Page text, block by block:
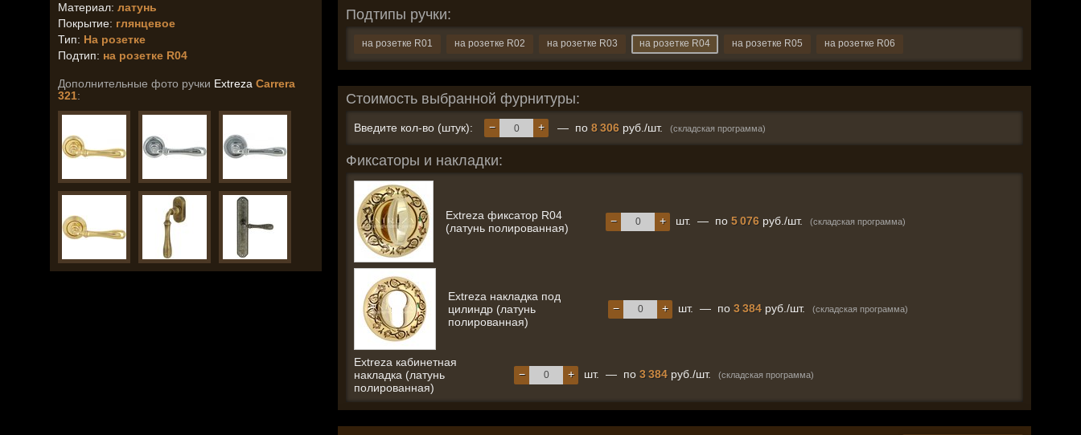
Материал: латунь
Покрытие: глянцевое
Тип: На розетке
Подтип: на розетке R04
Дополнительные фото ручки Extreza Carrera
321:
Подтипы ручки:
на розетке R01 на розетке R02 на розетке R03 на розетке R04 на розетке R05 на розетке R06
Стоимость выбранной фурнитуры:
Введите кол-во (штук): +
− — по 8 306 руб./шт. (складская программа)
Фиксаторы и накладки:
Extreza фиксатор R04
(латунь полированная)
+
− шт. — по 5 076 руб./шт. (складская программа)
Extreza накладка под
цилиндр (латунь
полированная)
+
− шт. — по 3 384 руб./шт. (складская программа)
Extreza кабинетная
накладка (латунь
полированная)
+
− шт. — по 3 384 руб./шт. (складская программа)